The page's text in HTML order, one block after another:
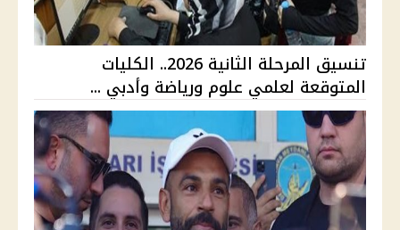
تنسيق المرحلة الثانية 2026.. الكليات
المتوقعة لعلمي علوم ورياضة وأدبي ...